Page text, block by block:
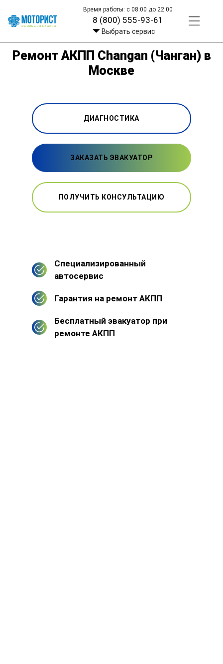
Время работы: с 08:00 до 22:00
8 (800) 555-93-61
Выбрать сервис
Ремонт АКПП Changan (Чанган) в
Москве
ДИАГНОСТИКА
ЗАКАЗАТЬ ЭВАКУАТОР
ПОЛУЧИТЬ КОНСУЛЬТАЦИЮ
Специализированный
автосервис
Гарантия на ремонт АКПП
Бесплатный эвакуатор при
ремонте АКПП